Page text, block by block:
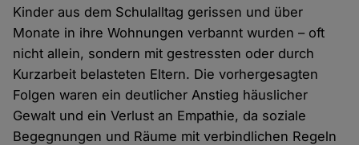
Kinder aus dem Schulalltag gerissen und über
Monate in ihre Wohnungen verbannt wurden – oft
nicht allein, sondern mit gestressten oder durch
Kurzarbeit belasteten Eltern. Die vorhergesagten
Folgen waren ein deutlicher Anstieg häuslicher
Gewalt und ein Verlust an Empathie, da soziale
Begegnungen und Räume mit verbindlichen Regeln